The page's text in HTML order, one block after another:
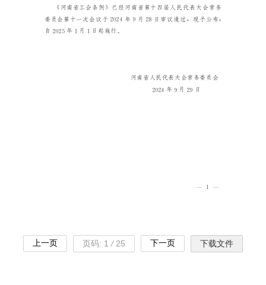
上一页 页码: 1 / 25 下一页 下载文件